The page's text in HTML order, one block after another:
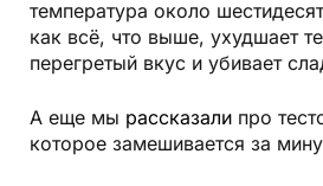
температура около
как всё, что выше, ухудшает
перегретый вкус и убивает
А еще мы рассказали про
которое замешивается за